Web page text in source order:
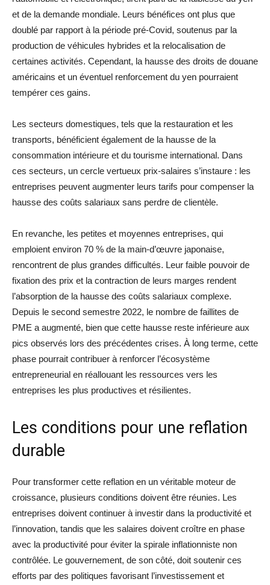
et de la demande mondiale. Leurs bénéfices ont plus que
doublé par rapport à la période pré-Covid, soutenus par la
production de véhicules hybrides et la relocalisation de
certaines activités. Cependant, la hausse des droits de douane
américains et un éventuel renforcement du yen pourraient
tempérer ces gains.
Les secteurs domestiques, tels que la restauration et les
transports, bénéficient également de la hausse de la
consommation intérieure et du tourisme international. Dans
ces secteurs, un cercle vertueux prix-salaires s’instaure : les
entreprises peuvent augmenter leurs tarifs pour compenser la
hausse des coûts salariaux sans perdre de clientèle.
En revanche, les petites et moyennes entreprises, qui
emploient environ 70 % de la main-d’œuvre japonaise,
rencontrent de plus grandes difficultés. Leur faible pouvoir de
fixation des prix et la contraction de leurs marges rendent
l’absorption de la hausse des coûts salariaux complexe.
Depuis le second semestre 2022, le nombre de faillites de
PME a augmenté, bien que cette hausse reste inférieure aux
pics observés lors des précédentes crises. À long terme, cette
phase pourrait contribuer à renforcer l’écosystème
entrepreneurial en réallouant les ressources vers les
entreprises les plus productives et résilientes.
Les conditions pour une reflation
durable
Pour transformer cette reflation en un véritable moteur de
croissance, plusieurs conditions doivent être réunies. Les
entreprises doivent continuer à investir dans la productivité et
l’innovation, tandis que les salaires doivent croître en phase
avec la productivité pour éviter la spirale inflationniste non
contrôlée. Le gouvernement, de son côté, doit soutenir ces
efforts par des politiques favorisant l’investissement et